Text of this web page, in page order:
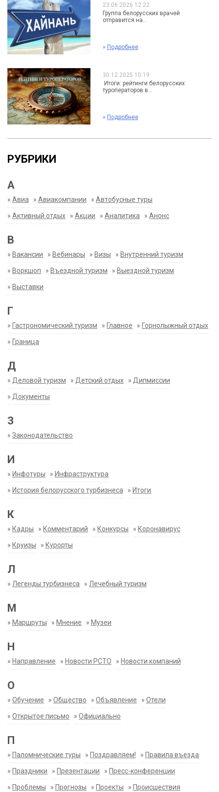
23.06.2026 12:22
Группа белорусских врачей
отправится на...
» Подробнее
30.12.2025 10:19
Итоги: рейтинги белорусских
туроператоров в...
» Подробнее
РУБРИКИ
А
» Авиа » Авиакомпании » Автобусные туры
» Активный отдых » Акции » Аналитика » Анонс
В
» Вакансии » Вебинары » Визы » Внутренний туризм
» Воркшоп » Въездной туризм » Выездной туризм
» Выставки
Г
» Гастрономический туризм » Главное » Горнолыжный отдых
» Граница
Д
» Деловой туризм » Детский отдых » Дипмиссии
» Документы
З
» Законодательство
И
» Инфотуры » Инфраструктура
» История белорусского турбизнеса » Итоги
К
» Кадры » Комментарий » Конкурсы » Коронавирус
» Круизы » Курорты
Л
» Легенды турбизнеса » Лечебный туризм
М
» Маршруты » Мнение » Музеи
Н
» Направление » Новости РСТО » Новости компаний
О
» Обучение » Общество » Объявление » Отели
» Открытое письмо » Официально
П
» Паломнические туры » Поздравляем! » Правила въезда
» Праздники » Презентации » Пресс-конференции
» Проблемы » Прогнозы » Проекты » Происшествия